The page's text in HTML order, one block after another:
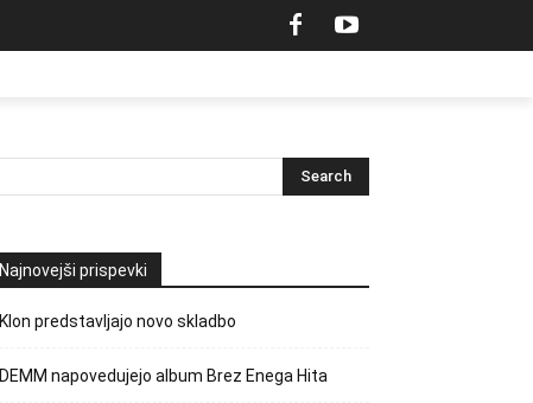
Najnovejši prispevki
Klon predstavljajo novo skladbo
DEMM napovedujejo album Brez Enega Hita